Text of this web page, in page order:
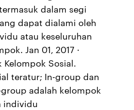
dalam segi
dapat dialami oleh
atau keseluruhan
Jan 01, 2017 ·
Kelompok Sosial.
teratur; In-group dan
adalah kelompok
individu